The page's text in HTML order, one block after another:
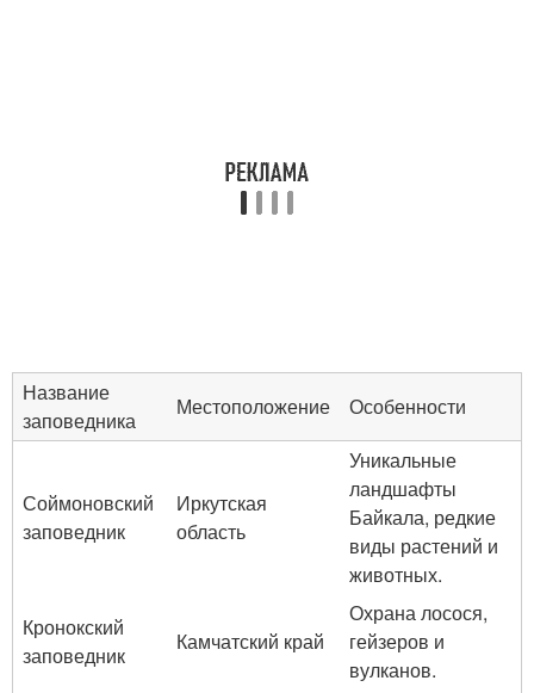
Название
заповедника
Местоположение Особенности
Соймоновский
заповедник
Иркутская
область
Уникальные
ландшафты
Байкала, редкие
виды растений и
животных.
Кронокский
заповедник
Камчатский край
Охрана лосося,
гейзеров и
вулканов.